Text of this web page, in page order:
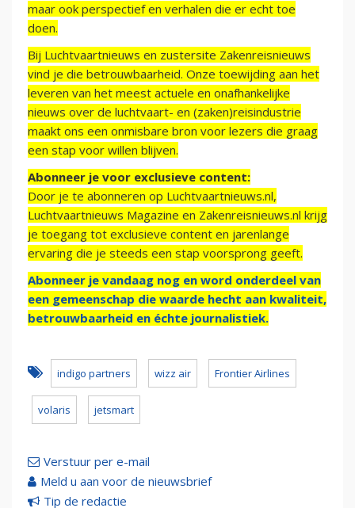
maar ook perspectief en verhalen die er echt toe
doen.
Bij Luchtvaartnieuws en zustersite Zakenreisnieuws
vind je die betrouwbaarheid. Onze toewijding aan het
leveren van het meest actuele en onafhankelijke
nieuws over de luchtvaart- en (zaken)reisindustrie
maakt ons een onmisbare bron voor lezers die graag
een stap voor willen blijven.
Abonneer je voor exclusieve content:
Door je te abonneren op Luchtvaartnieuws.nl,
Luchtvaartnieuws Magazine en Zakenreisnieuws.nl krijg
je toegang tot exclusieve content en jarenlange
ervaring die je steeds een stap voorsprong geeft.
Abonneer je vandaag nog en word onderdeel van
een gemeenschap die waarde hecht aan kwaliteit,
betrouwbaarheid en échte journalistiek.
indigo partners wizz air Frontier Airlines
volaris jetsmart
Verstuur per e-mail
Meld u aan voor de nieuwsbrief
Tip de redactie